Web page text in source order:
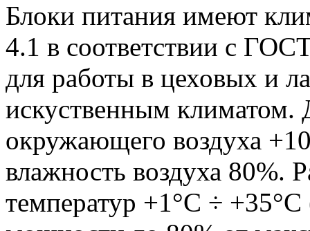
Блоки питания имеют
4.1 в соответствии с
для работы в цеховых и
искуственным климатом.
окружающего воздуха
влажность воздуха 80%.
температур +1°С ÷